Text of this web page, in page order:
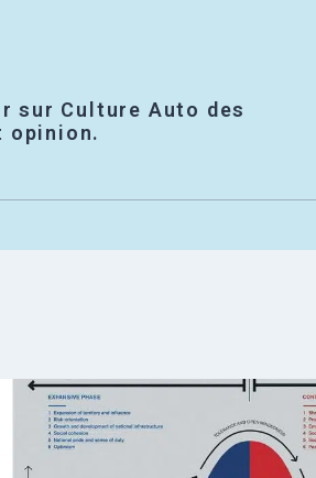
sur Culture Auto des
opinion.